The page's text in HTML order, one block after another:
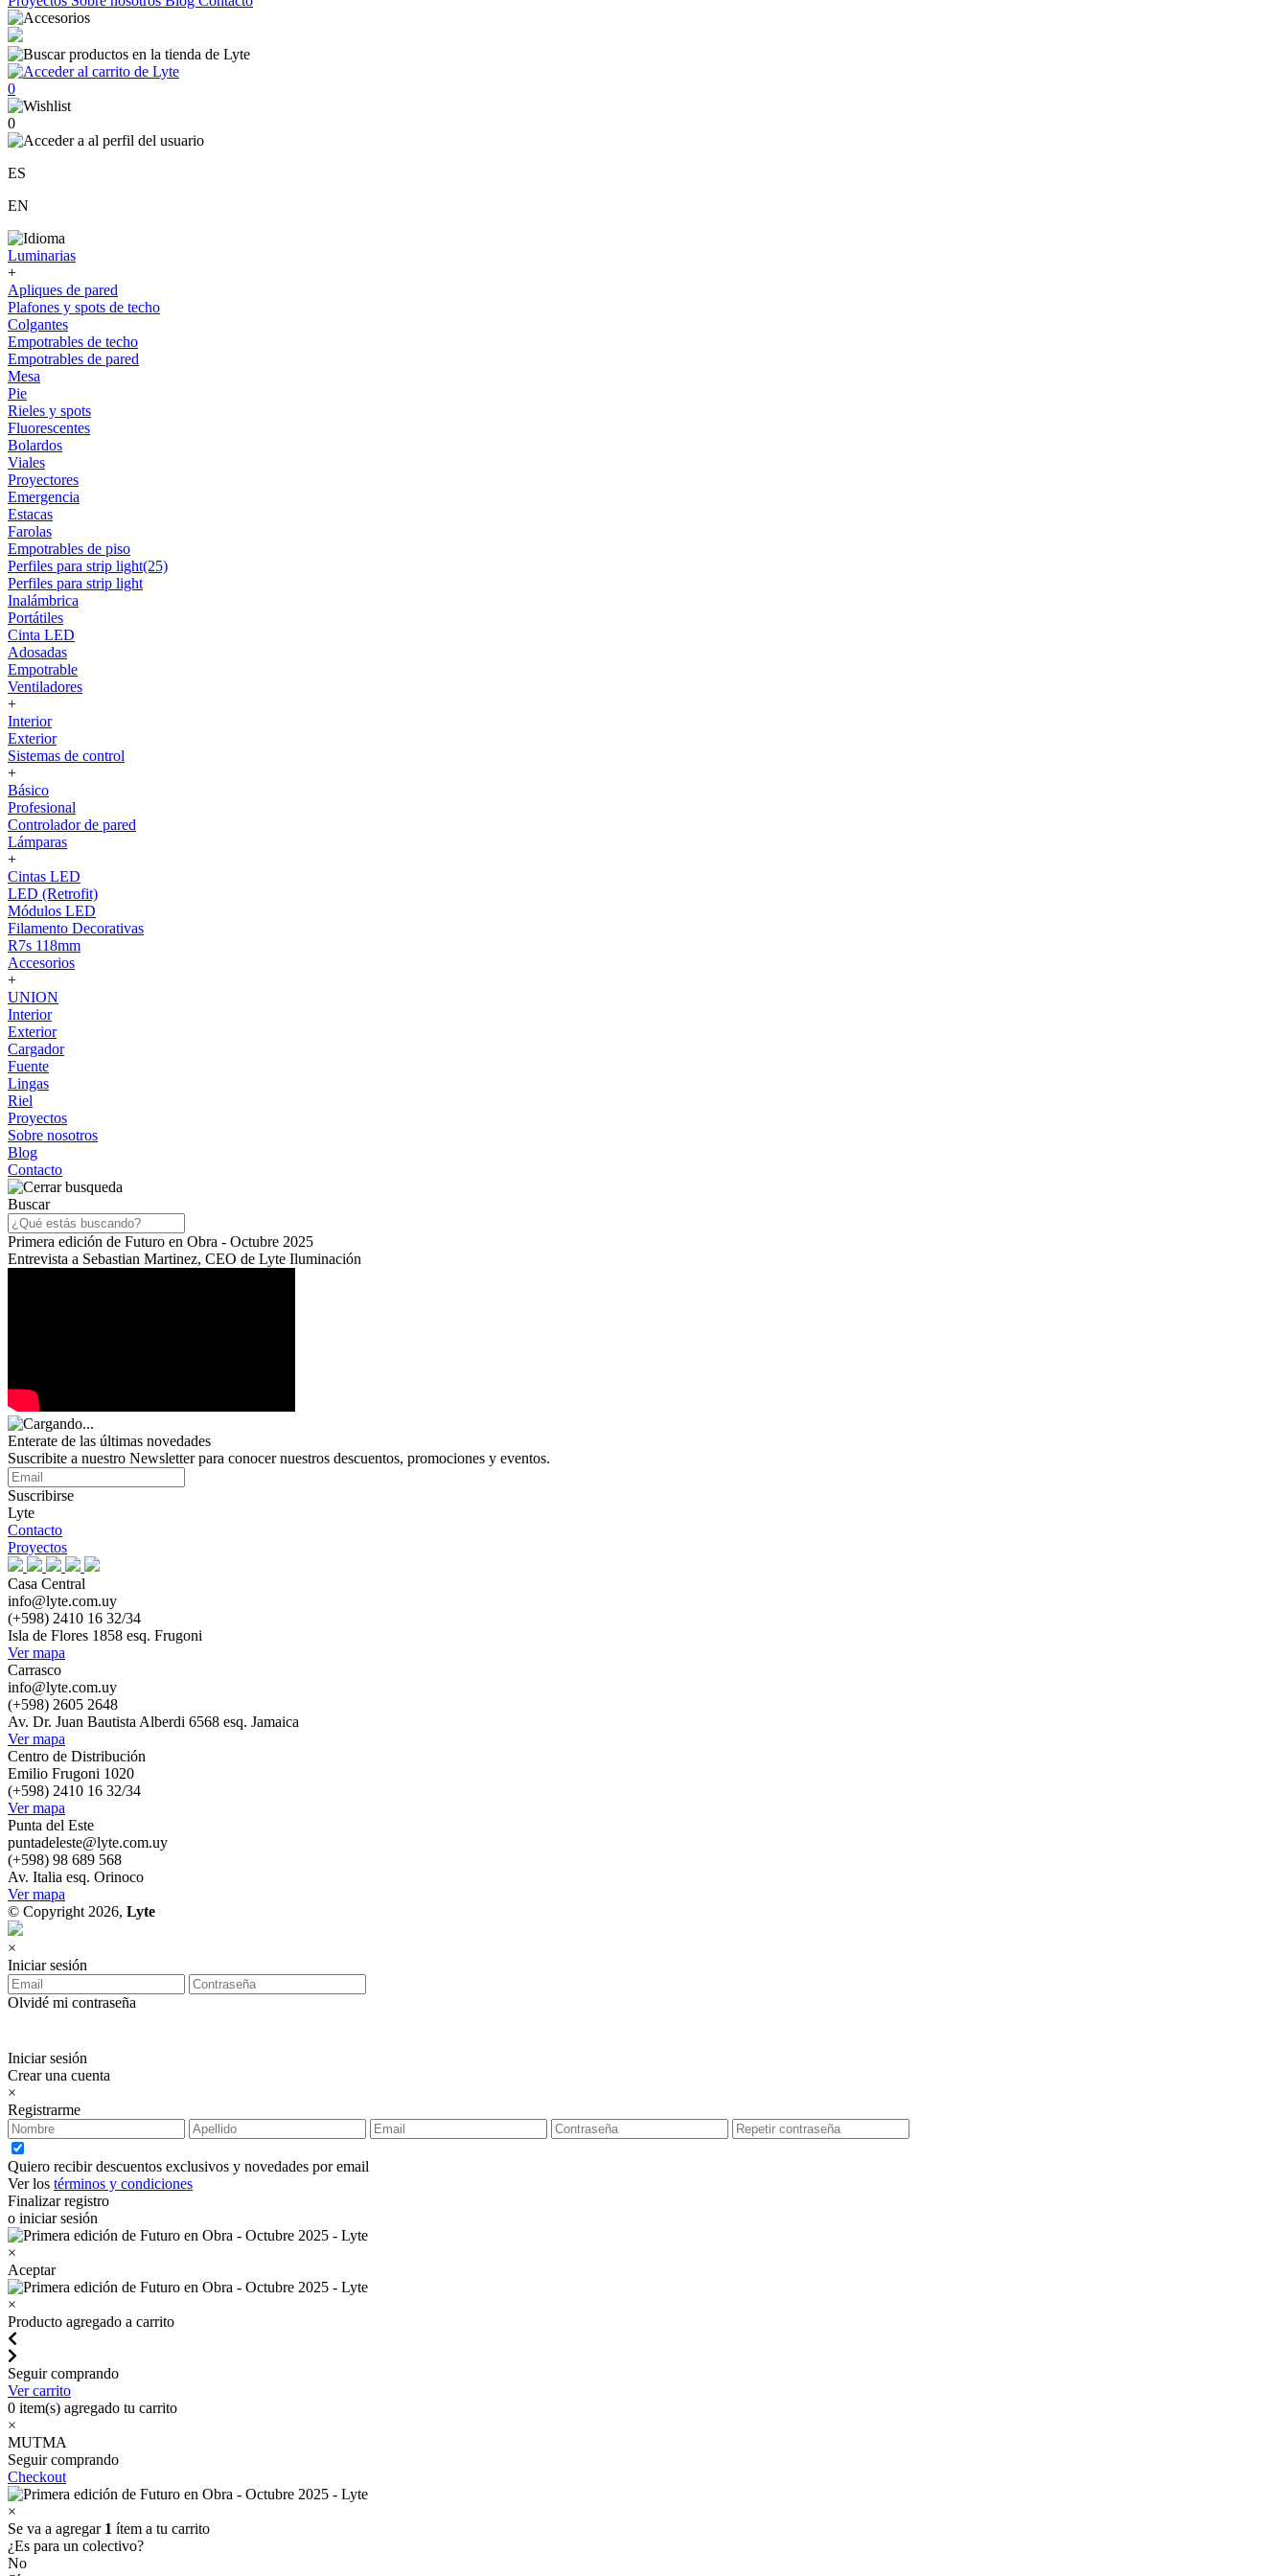
0
0
ES
EN
Luminarias
+
Apliques de pared
Plafones y spots de techo
Colgantes
Empotrables de techo
Empotrables de pared
Mesa
Pie
Rieles y spots
Fluorescentes
Bolardos
Viales
Proyectores
Emergencia
Estacas
Farolas
Empotrables de piso
Perfiles para strip light(25)
Perfiles para strip light
Inalámbrica
Portátiles
Cinta LED
Adosadas
Empotrable
Ventiladores
+
Interior
Exterior
Sistemas de control
+
Básico
Profesional
Controlador de pared
Lámparas
+
Cintas LED
LED (Retrofit)
Módulos LED
Filamento Decorativas
R7s 118mm
Accesorios
+
UNION
Interior
Exterior
Cargador
Fuente
Lingas
Riel
Proyectos
Sobre nosotros
Blog
Contacto
Buscar
Primera edición de Futuro en Obra - Octubre 2025
Entrevista a Sebastian Martinez, CEO de Lyte Iluminación
Enterate de las últimas novedades
Suscribite a nuestro Newsletter para conocer nuestros descuentos, promociones y eventos.
Suscribirse
Lyte
Contacto
Proyectos
Casa Central
info@lyte.com.uy
(+598) 2410 16 32/34
Isla de Flores 1858 esq. Frugoni
Ver mapa
Carrasco
info@lyte.com.uy
(+598) 2605 2648
Av. Dr. Juan Bautista Alberdi 6568 esq. Jamaica
Ver mapa
Centro de Distribución
Emilio Frugoni 1020
(+598) 2410 16 32/34
Ver mapa
Punta del Este
puntadeleste@lyte.com.uy
(+598) 98 689 568
Av. Italia esq. Orinoco
Ver mapa
© Copyright 2026, Lyte
×
Iniciar sesión
Olvidé mi contraseña
Iniciar sesión
Crear una cuenta
×
Registrarme
Quiero recibir descuentos exclusivos y novedades por email
Ver los términos y condiciones
Finalizar registro
o iniciar sesión
×
Aceptar
×
Producto agregado a carrito
Seguir comprando
Ver carrito
0 item(s) agregado tu carrito
×
MUTMA
Seguir comprando
Checkout
×
Se va a agregar 1 ítem a tu carrito
¿Es para un colectivo?
No